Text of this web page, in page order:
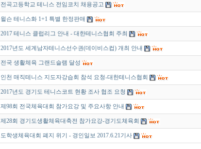
전곡고등학교 테니스 전임코치 채용공고
윌슨 테니스화 1+1 특별 한정판매
2017 테니스 클럽리그 안내 - 대한테니스협회 주최
2017년도 세계남자테니스선수권(데이비스컵) 개최 안내
전국 생활체육 그랜드슬램 달성
인천 매직테니스 지도자강습회 참석 요청-대한테니스협회
2017년도 경기도 테니스코트 현황 조사 협조 요청
제98회 전국체육대회 참가요강 및 주요사항 안내
제28회 경기도생활체육대축전 참가요강-경기도체육회
도학생체육대회 폐지 위기 - 경인일보 2017.6.21기사